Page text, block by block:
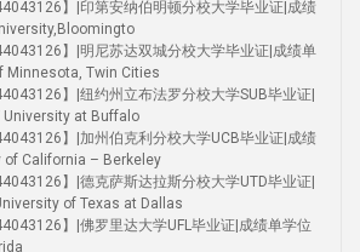
】|印第安纳伯明顿分校大学毕业证|成绩
】|明尼苏达双城分校大学毕业证|成绩单
Minnesota, Twin Cities
】|纽约州立布法罗分校大学SUB毕业证|
University at Buffalo
】|加州伯克利分校大学UCB毕业证|成绩
of California – Berkeley
】|德克萨斯达拉斯分校大学UTD毕业证|
of Texas at Dallas
】|佛罗里达大学UFL毕业证|成绩单学位